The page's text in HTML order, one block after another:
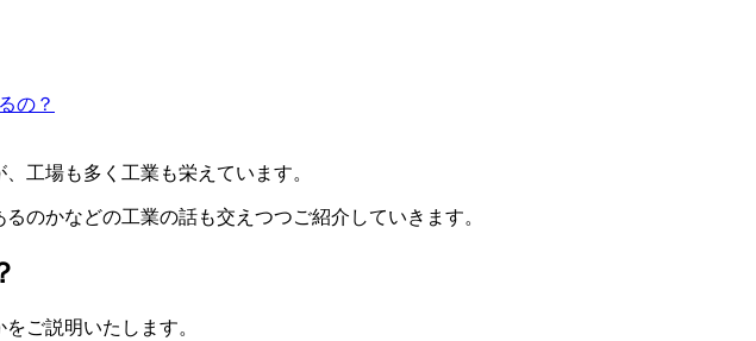
の？
工場も多く工業も栄えています。
のかなどの工業の話も交えつつご紹介していきます。
ご説明いたします。